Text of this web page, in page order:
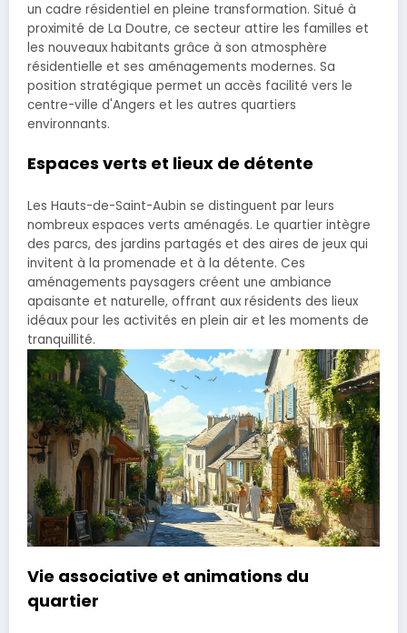
un cadre résidentiel en pleine transformation. Situé à
proximité de La Doutre, ce secteur attire les familles et
les nouveaux habitants grâce à son atmosphère
résidentielle et ses aménagements modernes. Sa
position stratégique permet un accès facilité vers le
centre-ville d'Angers et les autres quartiers
environnants.
Espaces verts et lieux de détente
Les Hauts-de-Saint-Aubin se distinguent par leurs
nombreux espaces verts aménagés. Le quartier intègre
des parcs, des jardins partagés et des aires de jeux qui
invitent à la promenade et à la détente. Ces
aménagements paysagers créent une ambiance
apaisante et naturelle, offrant aux résidents des lieux
idéaux pour les activités en plein air et les moments de
tranquillité.
Vie associative et animations du
quartier